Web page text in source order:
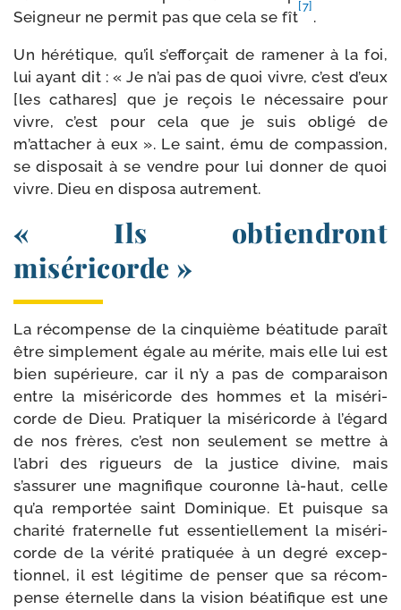
Seigneur ne per­mit pas que cela se fît
[7]
.
Un héré­tique, qu’il s’efforçait de rame­ner à la foi,
lui ayant dit : « Je n’ai pas de quoi vivre, c’est d’eux
[les cathares] que je reçois le néces­saire pour
vivre, c’est pour cela que je suis obli­gé de
m’attacher à eux ». Le saint, ému de com­pas­sion,
se dis­po­sait à se vendre pour lui don­ner de quoi
vivre. Dieu en dis­po­sa autrement.
« Ils obtiendront
miséricorde »
La récom­pense de la cin­quième béa­ti­tude paraît
être sim­ple­ment égale au mérite, mais elle lui est
bien supé­rieure, car il n’y a pas de com­pa­rai­son
entre la misé­ri­corde des hommes et la misé­ri­
corde de Dieu. Pratiquer la misé­ri­corde à l’égard
de nos frères, c’est non seule­ment se mettre à
l’abri des rigueurs de la jus­tice divine, mais
s’assurer une magni­fique cou­ronne là-​haut, celle
qu’a rem­por­tée saint Dominique. Et puisque sa
cha­ri­té fra­ter­nelle fut essen­tiel­le­ment la misé­ri­
corde de la véri­té pra­ti­quée à un degré excep­
tion­nel, il est légi­time de pen­ser que sa récom­
pense éter­nelle dans la vision béa­ti­fique est une